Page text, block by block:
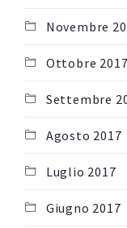
Novembre
Ottobre 2017
Settembre
Agosto 2017
Luglio 2017
Giugno 2017